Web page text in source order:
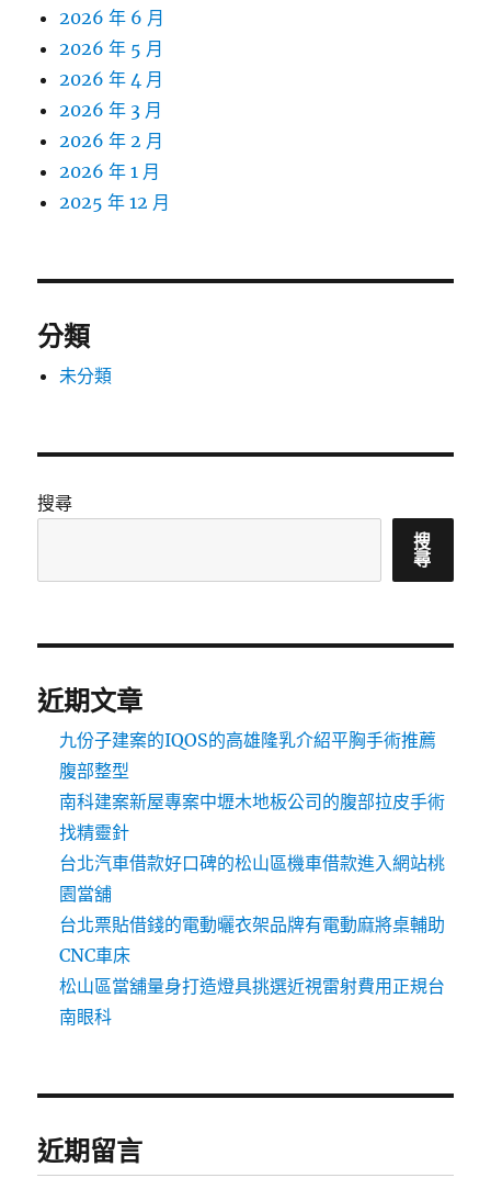
2026 年 6 月
2026 年 5 月
2026 年 4 月
2026 年 3 月
2026 年 2 月
2026 年 1 月
2025 年 12 月
分類
未分類
搜尋
搜
尋
近期文章
九份子建案的IQOS的高雄隆乳介紹平胸手術推薦
腹部整型
南科建案新屋專案中壢木地板公司的腹部拉皮手術
找精靈針
台北汽車借款好口碑的松山區機車借款進入網站桃
園當舖
台北票貼借錢的電動曬衣架品牌有電動麻將桌輔助
CNC車床
松山區當舖量身打造燈具挑選近視雷射費用正規台
南眼科
近期留言